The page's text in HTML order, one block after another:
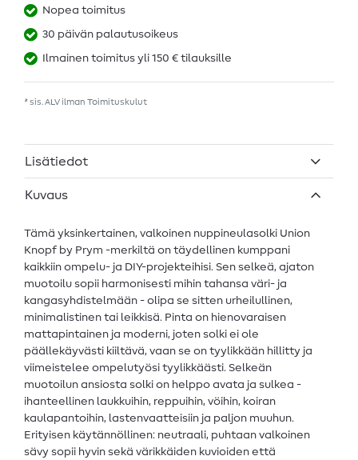
Nopea toimitus
30 päivän palautusoikeus
Ilmainen toimitus yli 150 € tilauksille
* sis. ALV ilman Toimituskulut
Lisätiedot
Kuvaus
Tämä yksinkertainen, valkoinen nuppineulasolki Union
Knopf by Prym -merkiltä on täydellinen kumppani
kaikkiin ompelu- ja DIY-projekteihisi. Sen selkeä, ajaton
muotoilu sopii harmonisesti mihin tahansa väri- ja
kangasyhdistelmään - olipa se sitten urheilullinen,
minimalistinen tai leikkisä. Pinta on hienovaraisen
mattapintainen ja moderni, joten solki ei ole
päällekäyvästi kiiltävä, vaan se on tyylikkään hillitty ja
viimeistelee ompelutyösi tyylikkäästi. Selkeän
muotoilun ansiosta solki on helppo avata ja sulkea -
ihanteellinen laukkuihin, reppuihin, vöihin, koiran
kaulapantoihin, lastenvaatteisiin ja paljon muuhun.
Erityisen käytännöllinen: neutraali, puhtaan valkoinen
sävy sopii hyvin sekä värikkäiden kuvioiden että